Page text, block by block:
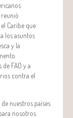
reunió
Caribe que
los asuntos
y la
FAO y a
contra el
nuestros países
nosotros.